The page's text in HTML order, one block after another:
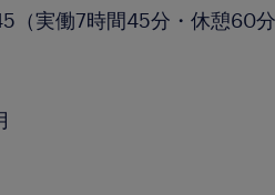
（実働7時間45分・休憩60